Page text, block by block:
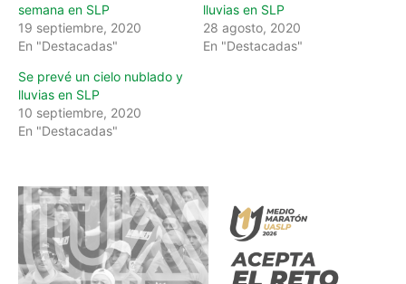
semana en SLP
19 septiembre, 2020
En "Destacadas"
lluvias en SLP
28 agosto, 2020
En "Destacadas"
Se prevé un cielo nublado y
lluvias en SLP
10 septiembre, 2020
En "Destacadas"